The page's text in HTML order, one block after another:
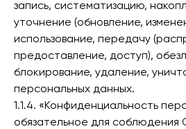
запись, систематизацию,
уточнение (обновление,
использование, передачу
предоставление, доступ),
блокирование, удаление,
персональных данных.
1.1.4. «Конфиденциальность
обязательное для